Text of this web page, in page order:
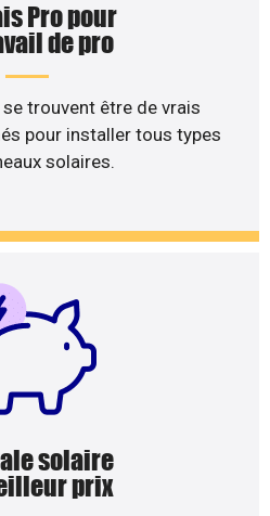
Pro pour
de pro
trouvent être de vrais
pour installer tous types
solaires.
solaire
prix